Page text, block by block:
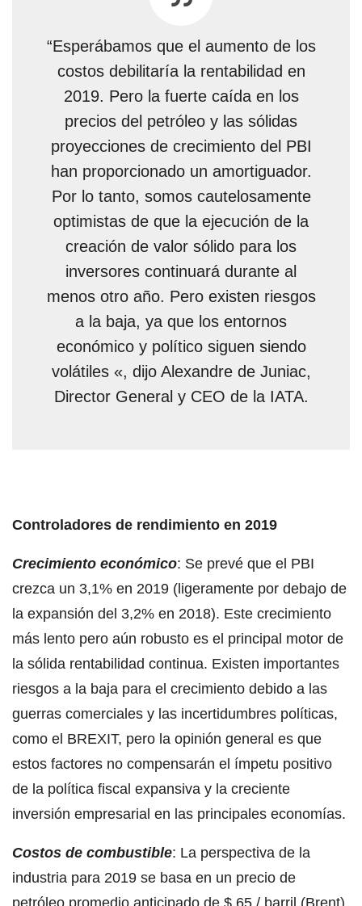
“Esperábamos que el aumento de los
costos debilitaría la rentabilidad en
2019. Pero la fuerte caída en los
precios del petróleo y las sólidas
proyecciones de crecimiento del PBI
han proporcionado un amortiguador.
Por lo tanto, somos cautelosamente
optimistas de que la ejecución de la
creación de valor sólido para los
inversores continuará durante al
menos otro año. Pero existen riesgos
a la baja, ya que los entornos
económico y político siguen siendo
volátiles «, dijo Alexandre de Juniac,
Director General y CEO de la IATA.
Controladores de rendimiento en 2019
Crecimiento económico: Se prevé que el PBI
crezca un 3,1% en 2019 (ligeramente por debajo de
la expansión del 3,2% en 2018). Este crecimiento
más lento pero aún robusto es el principal motor de
la sólida rentabilidad continua. Existen importantes
riesgos a la baja para el crecimiento debido a las
guerras comerciales y las incertidumbres políticas,
como el BREXIT, pero la opinión general es que
estos factores no compensarán el ímpetu positivo
de la política fiscal expansiva y la creciente
inversión empresarial en las principales economías.
Costos de combustible: La perspectiva de la
industria para 2019 se basa en un precio de
petróleo promedio anticipado de $ 65 / barril (Brent)